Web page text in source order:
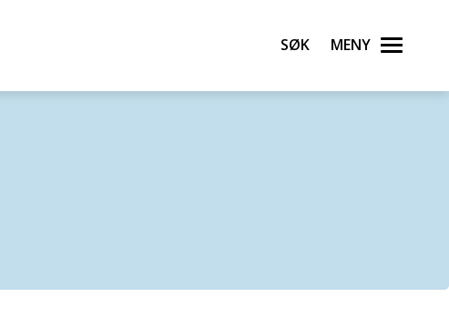
Søk Meny